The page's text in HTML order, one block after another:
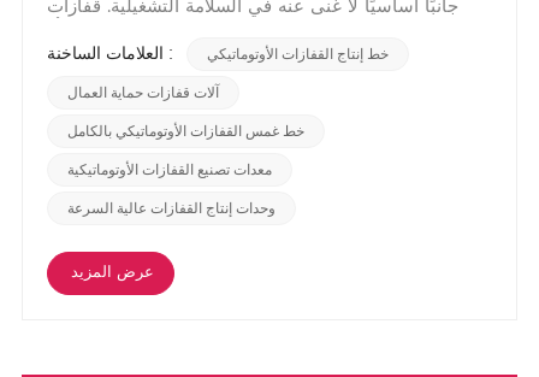
جانبًا أساسيًا لا غنى عنه في السلامة التشغيلية. قفازات
القفازات الصناعية، هي أغطية متخصصة لليدين مصممة
العلامات الساخنة : خط إنتاج القفازات الأوتوماتيكي
آلات قفازات حماية العمال
خط غمس القفازات الأوتوماتيكي بالكامل
معدات تصنيع القفازات الأوتوماتيكية
وحدات إنتاج القفازات عالية السرعة
عرض المزيد